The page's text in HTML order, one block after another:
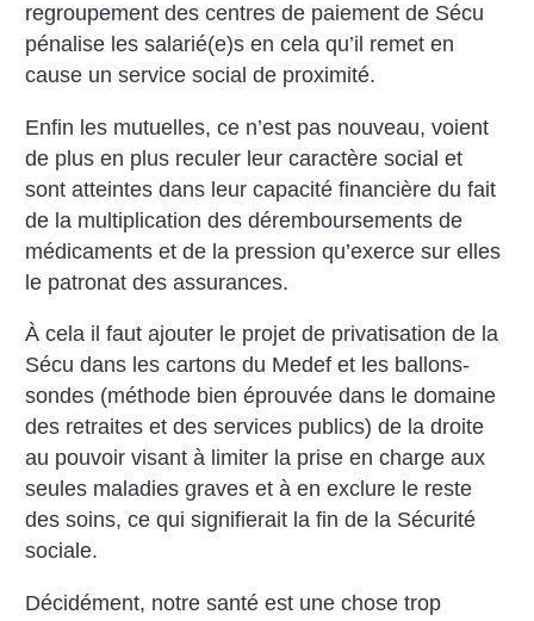
regroupement des centres de paiement de Sécu
pénalise les salarié(e)s en cela qu’il remet en
cause un service social de proximité.
Enfin les mutuelles, ce n’est pas nouveau, voient
de plus en plus reculer leur caractère social et
sont atteintes dans leur capacité financière du fait
de la multiplication des déremboursements de
médicaments et de la pression qu’exerce sur elles
le patronat des assurances.
À cela il faut ajouter le projet de privatisation de la
Sécu dans les cartons du Medef et les ballons-
sondes (méthode bien éprouvée dans le domaine
des retraites et des services publics) de la droite
au pouvoir visant à limiter la prise en charge aux
seules maladies graves et à en exclure le reste
des soins, ce qui signifierait la fin de la Sécurité
sociale.
Décidément, notre santé est une chose trop